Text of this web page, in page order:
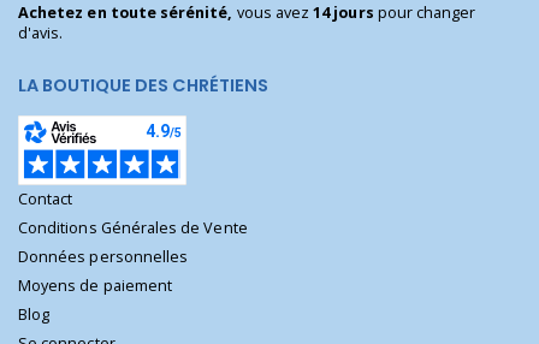
Achetez en toute sérénité, vous avez14 jours pour changer
d'avis.
LA BOUTIQUE DES CHRÉTIENS
Contact
Conditions Générales de Vente
Données personnelles
Moyens de paiement
Blog